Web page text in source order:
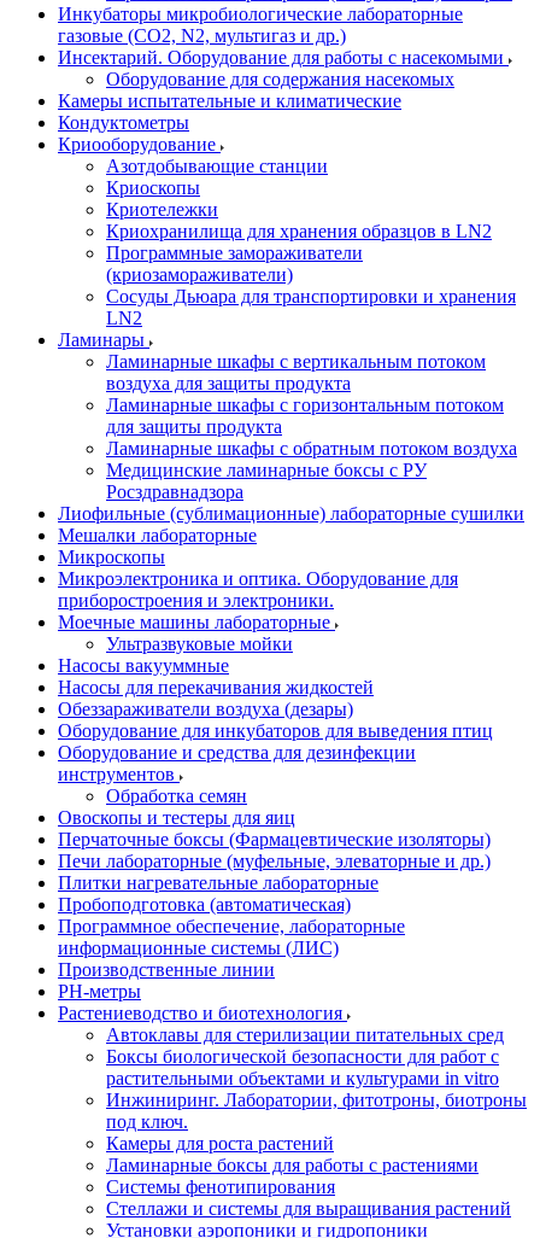
Инкубаторы микробиологические лабораторные
газовые (CO2, N2, мультигаз и др.)
Инсектарий. Оборудование для работы с насекомыми
Оборудование для содержания насекомых
Камеры испытательные и климатические
Кондуктометры
Криооборудование
Азотдобывающие станции
Криоскопы
Криотележки
Криохранилища для хранения образцов в LN2
Программные замораживатели
(криозамораживатели)
Сосуды Дьюара для транспортировки и хранения
LN2
Ламинары
Ламинарные шкафы с вертикальным потоком
воздуха для защиты продукта
Ламинарные шкафы с горизонтальным потоком
для защиты продукта
Ламинарные шкафы с обратным потоком воздуха
Медицинские ламинарные боксы с РУ
Росздравнадзора
Лиофильные (сублимационные) лабораторные сушилки
Мешалки лабораторные
Микроскопы
Микроэлектроника и оптика. Оборудование для
приборостроения и электроники.
Моечные машины лабораторные
Ультразвуковые мойки
Насосы вакууммные
Насосы для перекачивания жидкостей
Обеззараживатели воздуха (дезары)
Оборудование для инкубаторов для выведения птиц
Оборудование и средства для дезинфекции
инструментов
Обработка семян
Овоскопы и тестеры для яиц
Перчаточные боксы (Фармацевтические изоляторы)
Печи лабораторные (муфельные, элеваторные и др.)
Плитки нагревательные лабораторные
Пробоподготовка (автоматическая)
Программное обеспечение, лабораторные
информационные системы (ЛИС)
Производственные линии
РH-метры
Растениеводство и биотехнология
Автоклавы для стерилизации питательных сред
Боксы биологической безопасности для работ с
растительными объектами и культурами in vitro
Инжиниринг. Лаборатории, фитотроны, биотроны
под ключ.
Камеры для роста растений
Ламинарные боксы для работы с растениями
Системы фенотипирования
Стеллажи и системы для выращивания растений
Установки аэропоники и гидропоники